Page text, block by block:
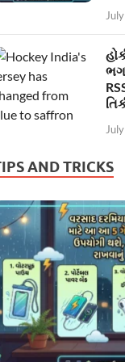
AND TRICKS